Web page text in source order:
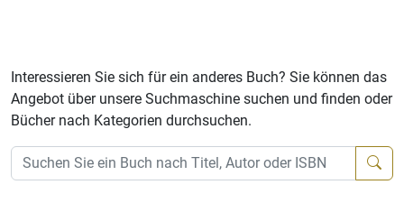
Interessieren Sie sich für ein anderes Buch? Sie können das
Angebot über unsere Suchmaschine suchen und finden oder
Bücher nach Kategorien durchsuchen.